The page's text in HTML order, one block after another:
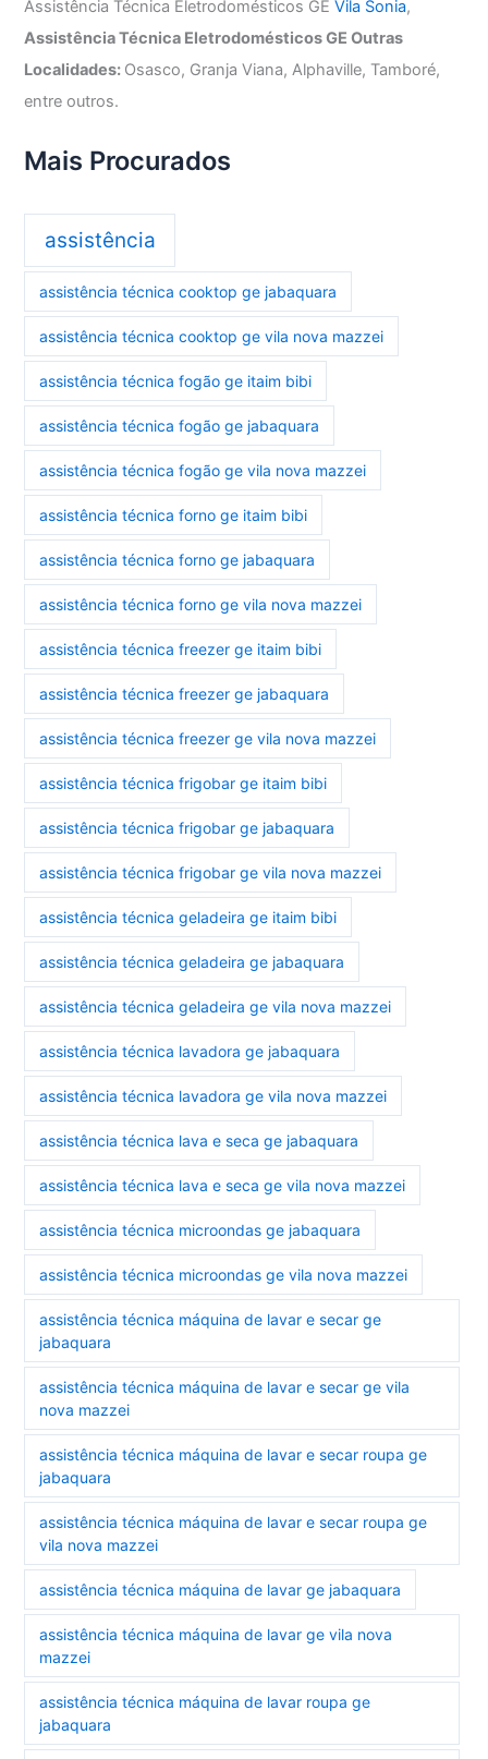
Assistência Técnica Eletrodomésticos GEVila Sonia,
Assistência Técnica Eletrodomésticos GE Outras
Localidades: Osasco, Granja Viana, Alphaville, Tamboré,
entre outros.
Mais Procurados
assistência
assistência técnica cooktop ge jabaquara
assistência técnica cooktop ge vila nova mazzei
assistência técnica fogão ge itaim bibi
assistência técnica fogão ge jabaquara
assistência técnica fogão ge vila nova mazzei
assistência técnica forno ge itaim bibi
assistência técnica forno ge jabaquara
assistência técnica forno ge vila nova mazzei
assistência técnica freezer ge itaim bibi
assistência técnica freezer ge jabaquara
assistência técnica freezer ge vila nova mazzei
assistência técnica frigobar ge itaim bibi
assistência técnica frigobar ge jabaquara
assistência técnica frigobar ge vila nova mazzei
assistência técnica geladeira ge itaim bibi
assistência técnica geladeira ge jabaquara
assistência técnica geladeira ge vila nova mazzei
assistência técnica lavadora ge jabaquara
assistência técnica lavadora ge vila nova mazzei
assistência técnica lava e seca ge jabaquara
assistência técnica lava e seca ge vila nova mazzei
assistência técnica microondas ge jabaquara
assistência técnica microondas ge vila nova mazzei
assistência técnica máquina de lavar e secar ge
jabaquara
assistência técnica máquina de lavar e secar ge vila
nova mazzei
assistência técnica máquina de lavar e secar roupa ge
jabaquara
assistência técnica máquina de lavar e secar roupa ge
vila nova mazzei
assistência técnica máquina de lavar ge jabaquara
assistência técnica máquina de lavar ge vila nova
mazzei
assistência técnica máquina de lavar roupa ge
jabaquara